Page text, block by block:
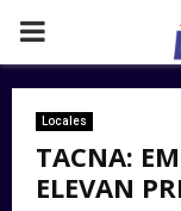
PRIMARY
MENU
Locales
TACNA:
ELEVAN